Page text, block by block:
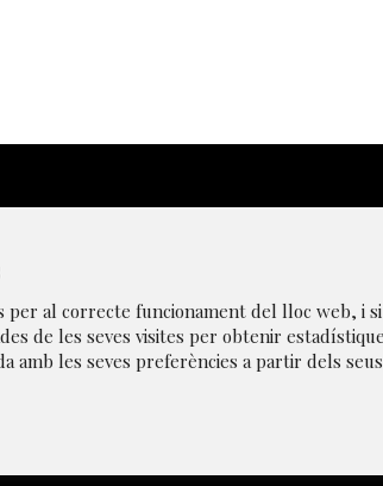
al correcte funcionament del lloc web, i
de les seves visites per obtenir
amb les seves preferències a partir dels